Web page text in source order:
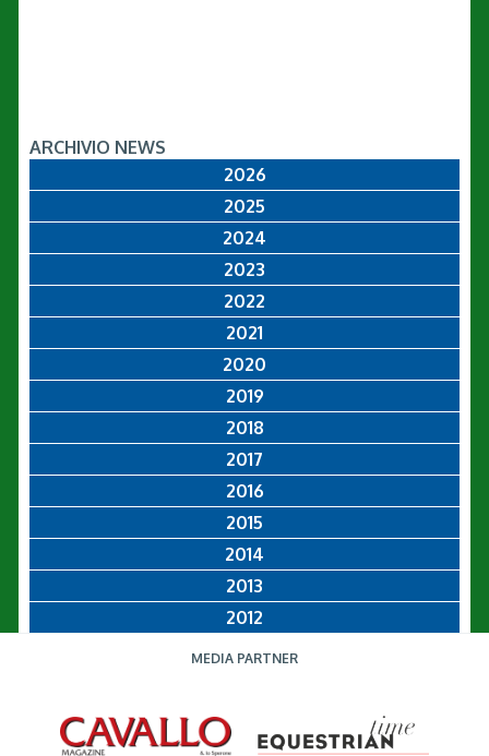
ARCHIVIO NEWS
2026
2025
2024
2023
2022
2021
2020
2019
2018
2017
2016
2015
2014
2013
2012
MEDIA PARTNER